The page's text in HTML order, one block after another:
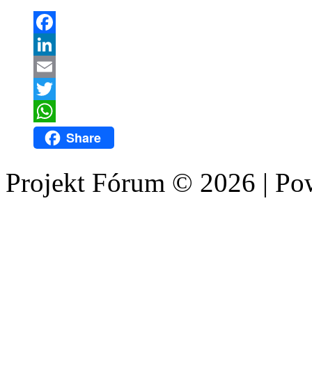
Facebook
LinkedIn
Email
Twitter
WhatsAppShare
Projekt Fórum © 2026 |